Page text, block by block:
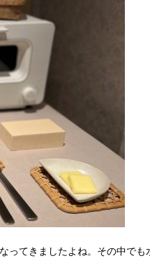
ってきましたよね。その中でも